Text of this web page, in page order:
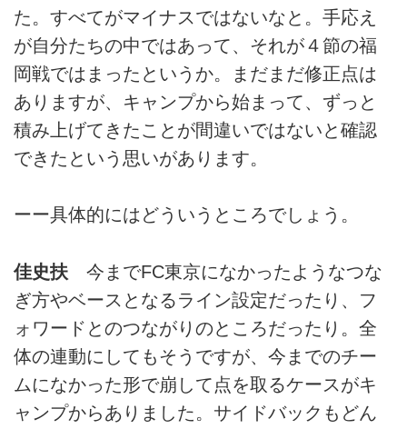
た。すべてがマイナスではないなと。手応え
が自分たちの中ではあって、それが４節の福
岡戦ではまったというか。まだまだ修正点は
ありますが、キャンプから始まって、ずっと
積み上げてきたことが間違いではないと確認
できたという思いがあります。
ーー具体的にはどういうところでしょう。
佳史扶 今までFC東京になかったようなつな
ぎ方やベースとなるライン設定だったり、フ
ォワードとのつながりのところだったり。全
体の連動にしてもそうですが、今までのチー
ムになかった形で崩して点を取るケースがキ
ャンプからありました。サイドバックもどん